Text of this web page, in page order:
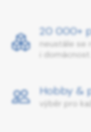
20 000+
neustále se
i domácnost.
Hobby &
výběr pro